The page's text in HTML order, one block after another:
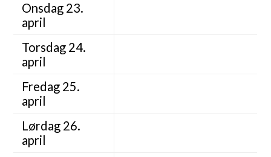
Onsdag 23.
april
Torsdag 24.
april
Fredag 25.
april
Lørdag 26.
april